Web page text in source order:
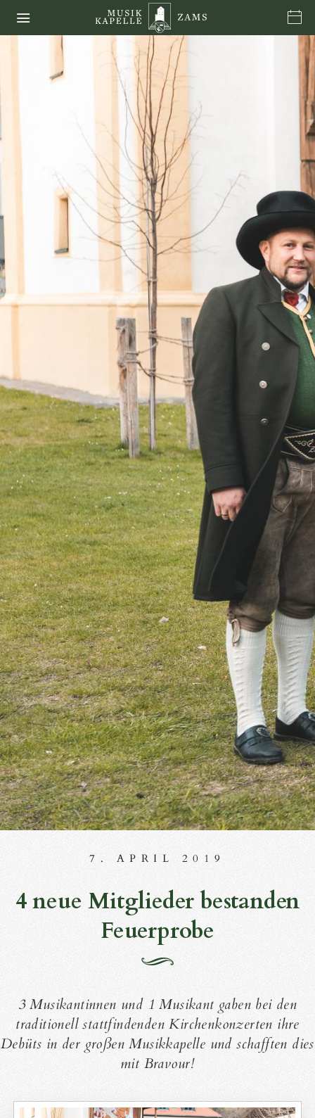
7. APRIL 2019
4 neue Mitglieder bestanden
Feuerprobe
3 Musikantinnen und 1 Musikant gaben bei den
traditionell stattfindenden Kirchenkonzerten ihre
Debüts in der großen Musikkapelle und schafften dies
mit Bravour!